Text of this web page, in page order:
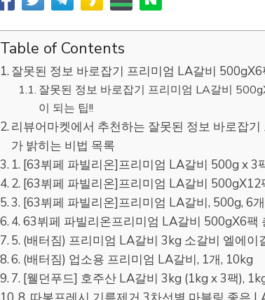
Table of Contents
잘못된 정보 바로잡기 프리미엄 LA갈비
잘못된 정보 바로잡기 프리미엄 LA갈비
이 되는 팁!!
리뷰어마켓에서 추천하는 잘못된 정보 바로잡
가 밝히는 비법 목록
1. [63뷔페 파빌리온]프리미엄 LA갈비 500g x 3
2. [63뷔페 파빌리온]프리미엄 LA갈비 500gX12
3. [63뷔페 파빌리온]프리미엄 LA갈비, 500g, 6개
4. 63뷔페 파빌리온프리미엄 LA갈비 500gX6팩
5. (배터짐) 프리미엄 LA갈비 3kg 소갈비 엘에이
6. (배터짐) 업소용 프리미엄 LA갈비, 1개, 10kg
7. [웰던푸드] 호주산 LA갈비 3kg (1kg x 3팩),